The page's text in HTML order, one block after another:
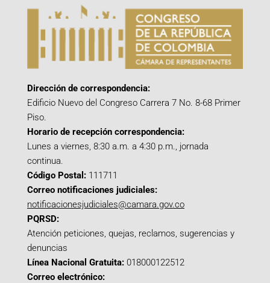
Dirección de correspondencia:
Edificio Nuevo del Congreso Carrera 7 No. 8-68 Primer
Piso.
Horario de recepción correspondencia:
Lunes a viernes, 8:30 a.m. a 4:30 p.m., jornada
continua.
Código Postal: 111711
Correo notificaciones judiciales:
notificacionesjudiciales@camara.gov.co
PQRSD:
Atención peticiones, quejas, reclamos, sugerencias y
denuncias
Línea Nacional Gratuita: 018000122512
Correo electrónico: